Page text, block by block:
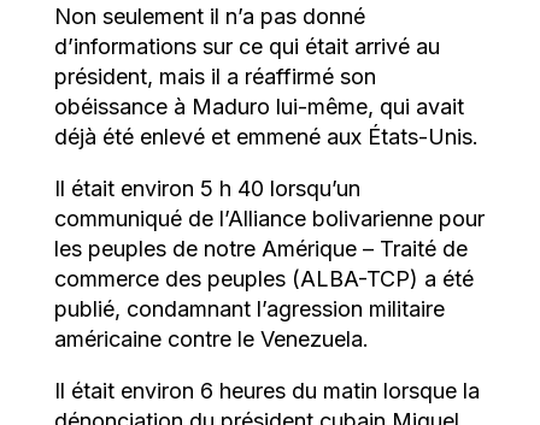
Non seulement il n’a pas donné
d’informations sur ce qui était arrivé au
président, mais il a réaffirmé son
obéissance à Maduro lui-même, qui avait
déjà été enlevé et emmené aux États-Unis.
Il était environ 5 h 40 lorsqu’un
communiqué de l’Alliance bolivarienne pour
les peuples de notre Amérique – Traité de
commerce des peuples (ALBA-TCP) a été
publié, condamnant l’agression militaire
américaine contre le Venezuela.
Il était environ 6 heures du matin lorsque la